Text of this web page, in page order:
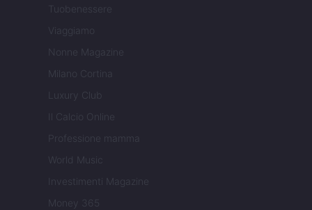
Tuobenessere
Viaggiamo
Nonne Magazine
Milano Cortina
Luxury Club
Il Calcio Online
Professione mamma
World Music
Investimenti Magazine
Money 365